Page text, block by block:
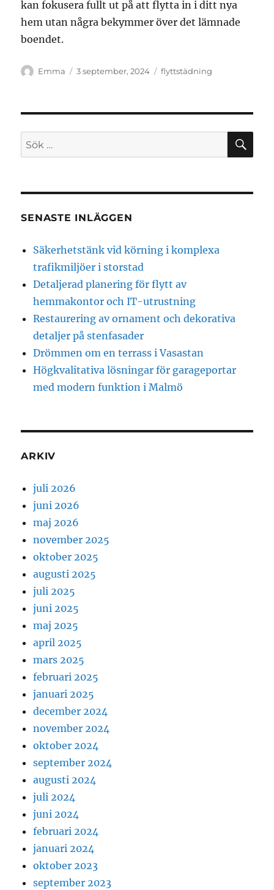
kan fokusera fullt ut på att flytta in i ditt nya
hem utan några bekymmer över det lämnade
boendet.
Författare
Emma
Publicerat
3 september, 2024 Kategorier
flyttstädning
Sök
efter:
SENASTE INLÄGGEN
Säkerhetstänk vid körning i komplexa
trafikmiljöer i storstad
Detaljerad planering för flytt av
hemmakontor och IT-utrustning
Restaurering av ornament och dekorativa
detaljer på stenfasader
Drömmen om en terrass i Vasastan
Högkvalitativa lösningar för garageportar
med modern funktion i Malmö
ARKIV
juli 2026
juni 2026
maj 2026
november 2025
oktober 2025
augusti 2025
juli 2025
juni 2025
maj 2025
april 2025
mars 2025
februari 2025
januari 2025
december 2024
november 2024
oktober 2024
september 2024
augusti 2024
juli 2024
juni 2024
februari 2024
januari 2024
oktober 2023
september 2023